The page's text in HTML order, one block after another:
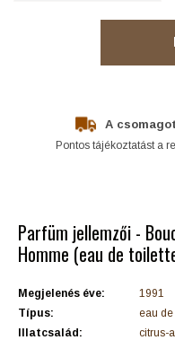
A
Pontos tájékoztatást a
Parfüm jellemzői -
Homme (eau de
Megjelenés éve:
1991
Típus:
eau
Illatcsalád:
citrus-